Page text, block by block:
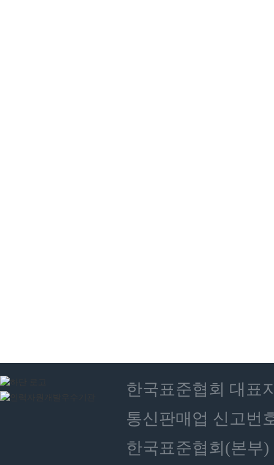
한국표준협회 대표
통신판매업 신고번
한국표준협회(본부